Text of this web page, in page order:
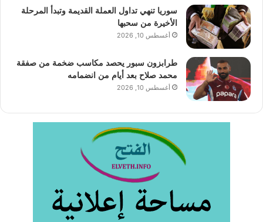
سوريا تنهي تداول العملة القديمة وتبدأ المرحلة
الأخيرة من سحبها
أغسطس 10, 2026
طرابزون سبور يحصد مكاسب ضخمة من صفقة
محمد صلاح بعد أيام من انضمامه
أغسطس 10, 2026